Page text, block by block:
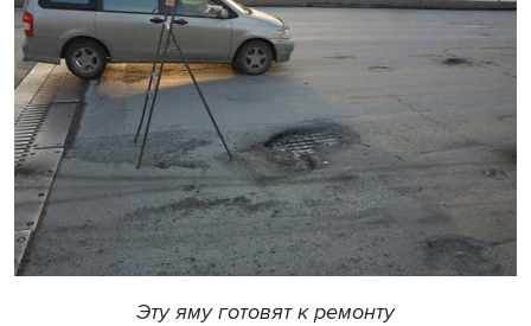
Эту яму готовят к ремонту